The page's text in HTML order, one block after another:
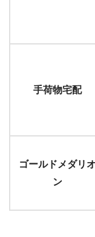
手荷物宅配
ゴールドメダリオ
ン